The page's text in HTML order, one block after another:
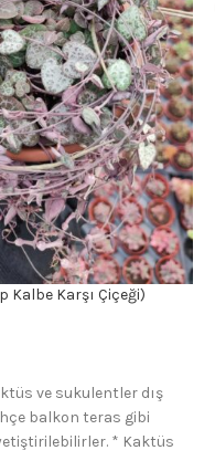
Kalbe Karşı Çiçeği)
ve sukulentler dış
balkon teras gibi
* Kaktüs